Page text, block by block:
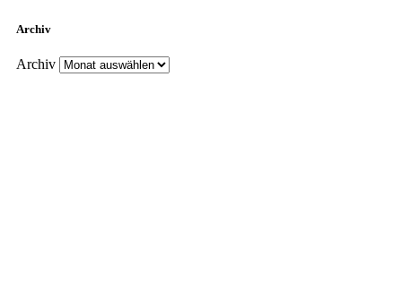
Archiv
Archiv